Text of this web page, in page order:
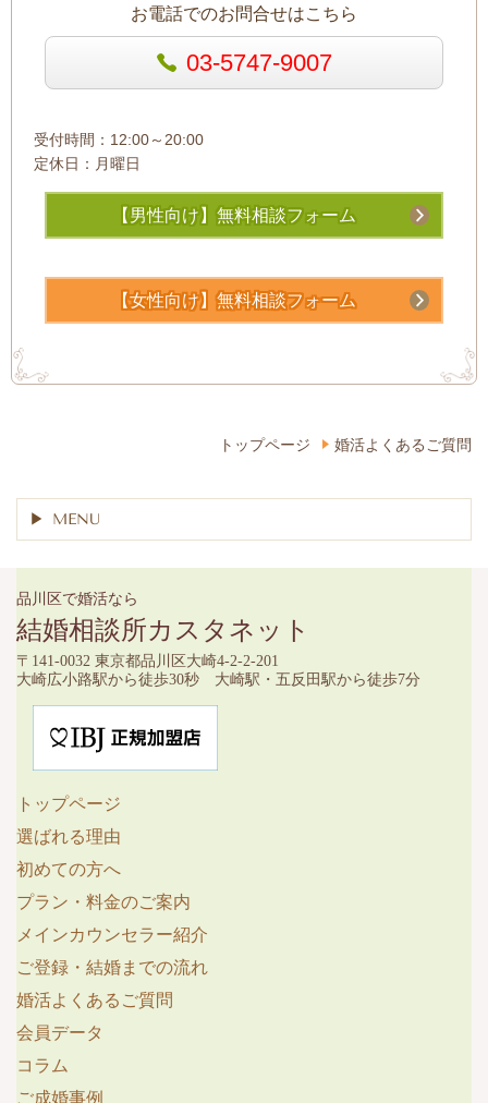
お電話でのお問合せはこちら
03-5747-9007
受付時間：12:00～20:00
定休日：月曜日
【男性向け】無料相談フォーム
【女性向け】無料相談フォーム
トップページ 婚活よくあるご質問
MENU
品川区で婚活なら
結婚相談所カスタネット
〒141-0032 東京都品川区大崎4-2-2-201
大崎広小路駅から徒歩30秒 大崎駅・五反田駅から徒歩7分
トップページ
選ばれる理由
初めての方へ
プラン・料金のご案内
メインカウンセラー紹介
ご登録・結婚までの流れ
婚活よくあるご質問
会員データ
コラム
ご成婚事例